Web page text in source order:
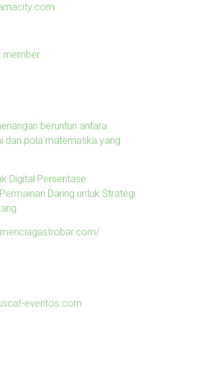
member
beruntun antara
dan pola matematika yang
Digital Persentase
Daring untuk Strategi
eventos.com